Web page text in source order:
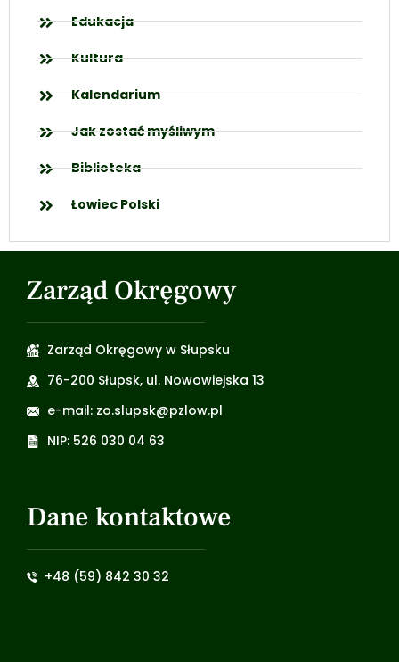
Edukacja
Kultura
Kalendarium
Jak zostać myśliwym
Biblioteka
Łowiec Polski
Zarząd Okręgowy
Zarząd Okręgowy w Słupsku
76-200 Słupsk, ul. Nowowiejska 13
e-mail: zo.slupsk@pzlow.pl
NIP: 526 030 04 63
Dane kontaktowe
+48 (59) 842 30 32